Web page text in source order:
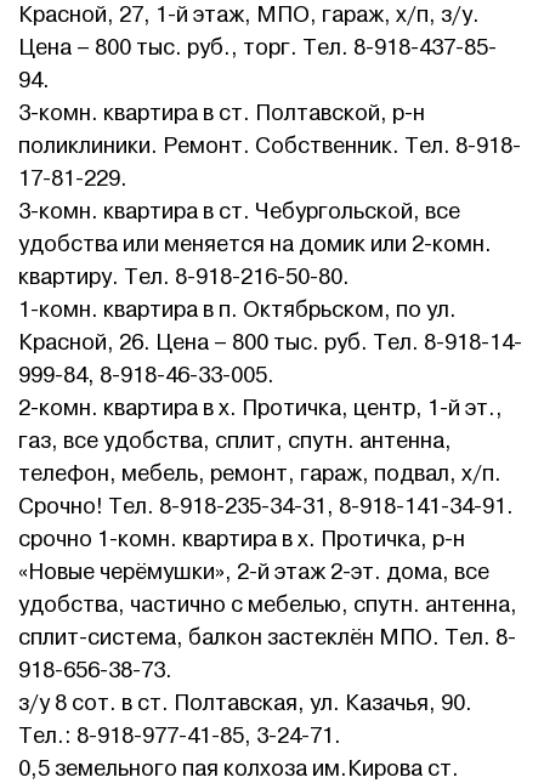
Красной, 27, 1-й этаж, МПО, гараж, х/п, з/у.
Цена – 800 тыс. руб., торг. Тел. 8-918-437-85-
94.
3-комн. квартира в ст. Полтавской, р-н
поликлиники. Ремонт. Собственник. Тел. 8-918-
17-81-229.
3-комн. квартира в ст. Чебургольской, все
удобства или меняется на домик или 2-комн.
квартиру. Тел. 8-918-216-50-80.
1-комн. квартира в п. Октябрьском, по ул.
Красной, 26. Цена – 800 тыс. руб. Тел. 8-918-14-
999-84, 8-918-46-33-005.
2-комн. квартира в х. Протичка, центр, 1-й эт.,
газ, все удобства, сплит, спутн. антенна,
телефон, мебель, ремонт, гараж, подвал, х/п.
Срочно! Тел. 8-918-235-34-31, 8-918-141-34-91.
срочно 1-комн. квартира в х. Протичка, р-н
«Новые черёмушки», 2-й этаж 2-эт. дома, все
удобства, частично с мебелью, спутн. антенна,
сплит-система, балкон застеклён МПО. Тел. 8-
918-656-38-73.
з/у 8 сот. в ст. Полтавская, ул. Казачья, 90.
Тел.: 8-918-977-41-85, 3-24-71.
0,5 земельного пая колхоза им.Кирова ст.